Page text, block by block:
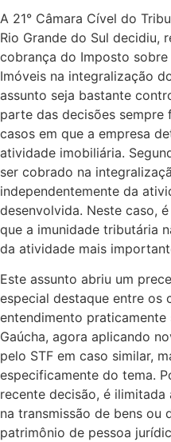
A 21° Câmara Cível do
Rio Grande do Sul decidiu,
cobrança do Imposto sobre
Imóveis na integralização
assunto seja bastante
parte das decisões
casos em que a empresa
atividade imobiliária.
ser cobrado na
independentemente da
desenvolvida. Neste caso,
que a imunidade tributária
da atividade mais
Este assunto abriu um
especial destaque entre os
entendimento
Gaúcha, agora aplicando
pelo STF em caso similar,
especificamente do tema.
recente decisão, é ilimitada
na transmissão de bens ou
patrimônio de pessoa